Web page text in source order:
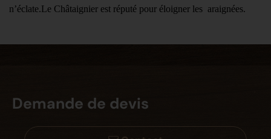
n’éclate.Le Châtaignier est réputé pour éloigner les araignées.
Demande de devis